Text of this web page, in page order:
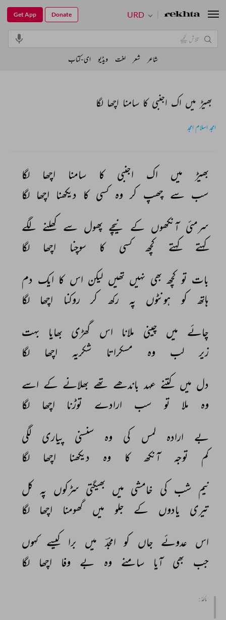
بھیڑ میں اک اجنبی کا سامنا اچھا لگا
امجد اسلام امجد
بھیڑ میں اک اجنبی کا سامنا اچھا
لگا
سب سے چھپ کر وہ کسی کا دیکھنا اچھا لگا
سرمئی آنکھوں کے نیچے پھول سے کھلنے لگے
کہتے
کہتے کچھ کسی کا سوچنا اچھا
لگا
بات تو کچھ بھی نہیں تھیں لیکن اس کا ایک دم
ہاتھ
کو ہونٹوں پہ رکھ کر روکنا اچھا
لگا
چائے
میں چینی ملانا اس گھڑی بھایا
بہت
زیر
لب وہ مسکراتا شکریہ اچھا
لگا
دل میں کتنے عہد باندھے تھے بھلانے کے اسے
وہ
ملا تو سب ارادے توڑنا اچھا
لگا
بے
ارادہ لمس کی وہ سنسنی پیاری
لگی
کم
توجہ آنکھ کا وہ دیکھنا اچھا
لگا
نیم شب کی خامشی میں بھیگتی سڑکوں پہ کل
تیری
یادوں کے جلو میں گھومنا اچھا
لگا
اس عدوئے جاں کو امجدؔ میں برا کیسے کہوں
جب
بھی آیا سامنے وہ بے وفا اچھا لگا
مأخذ :
URD
Get App Donate
شاعر شعر لغت ویڈیو ای-کتاب